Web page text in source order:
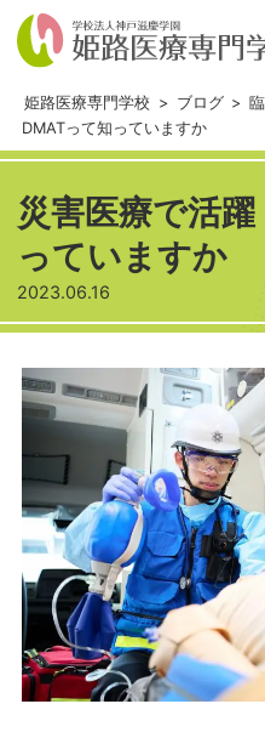
姫路医療専門学校 > ブログ >
DMATって知っていますか
災害医療で活
っていますか
2023.06.16